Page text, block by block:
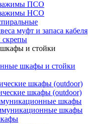
ПСО
НСО
муфт и запаса кабеля
скрепы
и стойки
шкафы и стойки
шкафы (outdoor)
шкафы (outdoor)
шкафы
шкафы